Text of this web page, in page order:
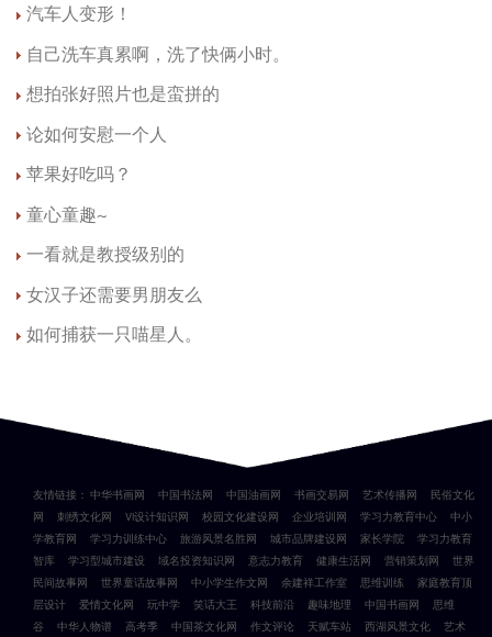
汽车人变形！
自己洗车真累啊，洗了快俩小时。
想拍张好照片也是蛮拼的
论如何安慰一个人
苹果好吃吗？
童心童趣~
一看就是教授级别的
女汉子还需要男朋友么
如何捕获一只喵星人。
友情链接： 中华书画网 中国书法网 中国油画网 书画交易网 艺术传播网
民俗文化
网
刺绣文化网 VI设计知识网 校园文化建设网 企业培训网 学习力教育中心
中小
学教育网
学习力训练中心 旅游风景名胜网 城市品牌建设网 家长学院
学习力教育
智库
学习型城市建设 域名投资知识网 意志力教育 健康生活网 营销策划网
世界
民间故事网
世界童话故事网 中小学生作文网 余建祥工作室 思维训练
家庭教育顶
层设计
爱情文化网 玩中学 笑话大王 科技前沿 趣味地理 中国书画网
思维
谷
中华人物谱 高考季 中国茶文化网 作文评论 天赋车站 西湖风景文化 艺术